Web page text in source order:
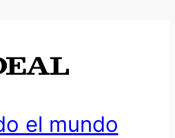
el mundo